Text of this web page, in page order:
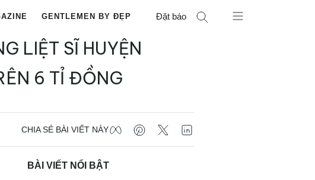
GENTLEMEN BY ĐẸP Đặt báo
LIỆT SĨ HUYỆN
6 TỈ ĐỒNG
CHIA SẺ BÀI VIẾT NÀY
BÀI VIẾT NỔI BẬT